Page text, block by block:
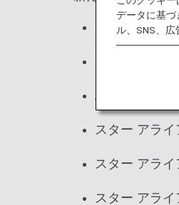
プレミアムメ
ANA SKY コイ
スター アライ
スター アラ
スター アラ
データに基づ
ル、SNS、広